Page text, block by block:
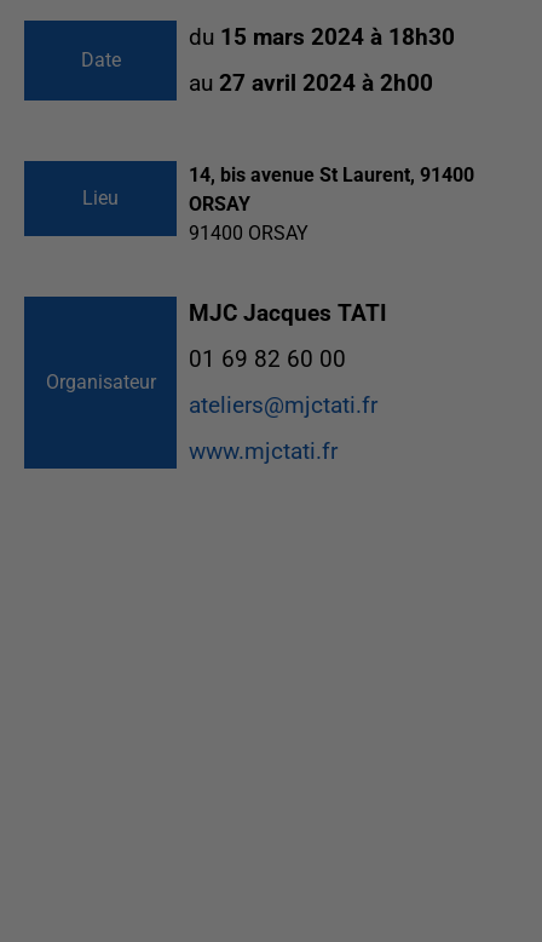
Date
du 15 mars 2024 à 18h30
au 27 avril 2024 à 2h00
Lieu
14, bis avenue St Laurent, 91400
ORSAY
91400 ORSAY
Organisateur
MJC Jacques TATI
01 69 82 60 00
ateliers@mjctati.fr
www.mjctati.fr